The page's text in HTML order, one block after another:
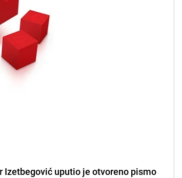
Izetbegović uputio je otvoreno pismo